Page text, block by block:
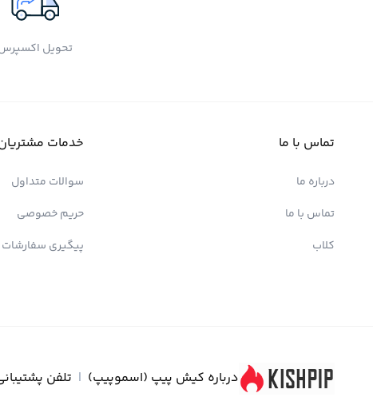
تحویل
تماس با ما
درباره ما
تماس با ما
کلاب
خدمات
سوالات متداول
حریم خصوصی
پیگیری سفارشات
درباره کیش پیپ (اسموپیپ) | تلفن